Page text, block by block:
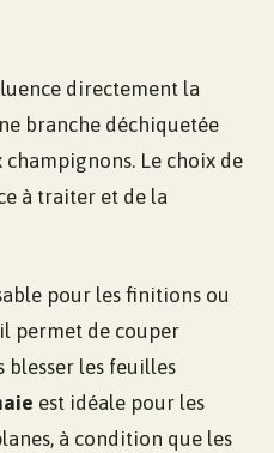
directement la
branche déchiquetée
Le choix de
à traiter et de la
pour les finitions ou
permet de couper
blesser les feuilles
est idéale pour les
à condition que les